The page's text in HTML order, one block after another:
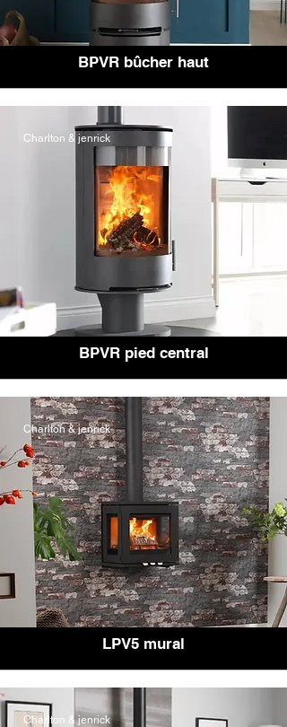
BPVR bûcher haut
Charlton & jenrick
BPVR pied central
Charlton & jenrick
LPV5 mural
Charlton & jenrick